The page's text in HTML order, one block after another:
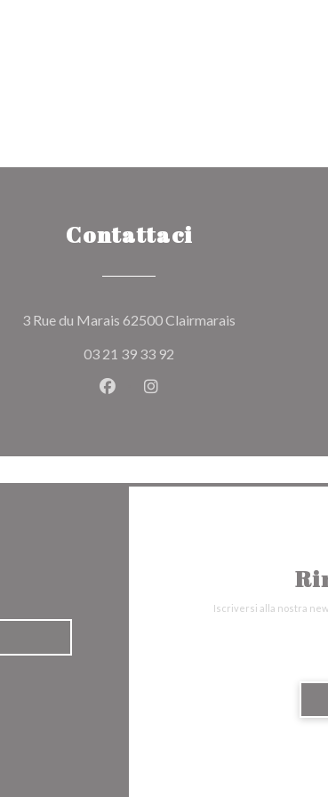
Contattaci
3 Rue du Marais 62500 Clairmarais
03 21 39 33 92
Facebook ((apre una nuova
Instagram ((apre una
Iscriversi alla nostra